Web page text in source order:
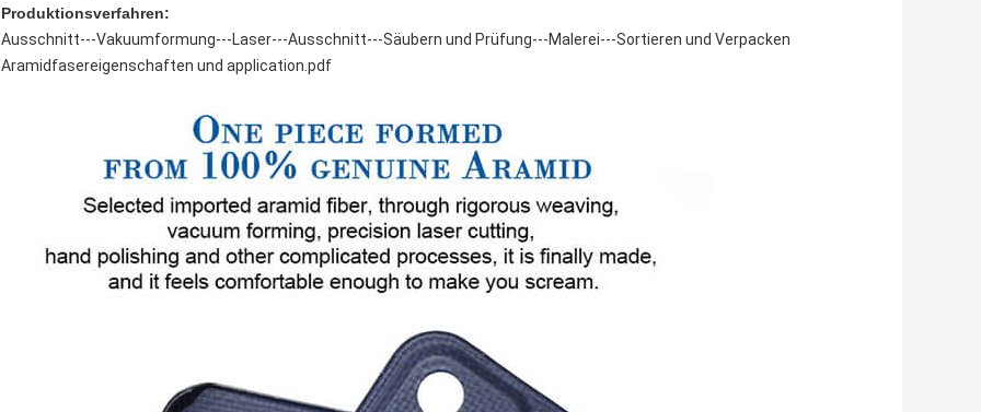
Produktionsverfahren:
Ausschnitt---Vakuumformung---Laser---Ausschnitt---Säubern und Prüfung---Malerei---Sortieren und Verpacken
Aramidfasereigenschaften und application.pdf